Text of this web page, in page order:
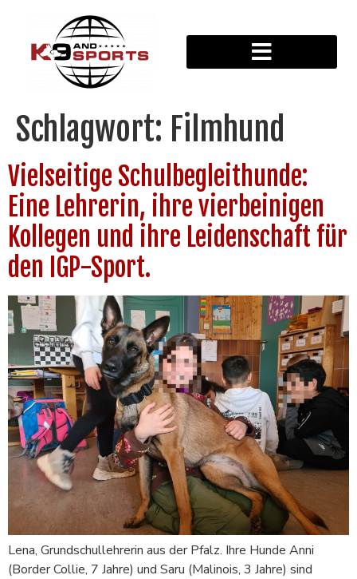
Schlagwort: Filmhund
Vielseitige Schulbegleithunde:
Eine Lehrerin, ihre vierbeinigen
Kollegen und ihre Leidenschaft für
den IGP-Sport.
Lena, Grundschullehrerin aus der Pfalz. Ihre Hunde Anni
(Border Collie, 7 Jahre) und Saru (Malinois, 3 Jahre) sind